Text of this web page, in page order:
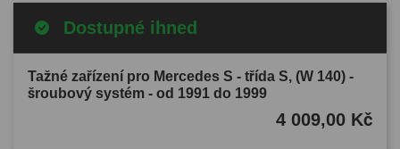
Dostupné ihned
Tažné zařízení pro Mercedes S - třída S, (W 140) -
šroubový systém - od 1991 do 1999
4 009,00 Kč